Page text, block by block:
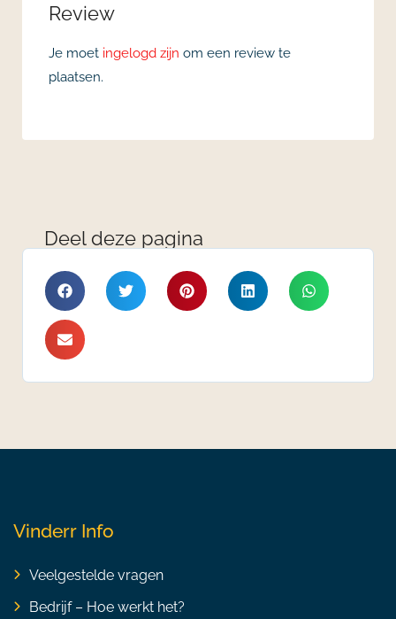
Review
Je moet ingelogd zijn om een review te
plaatsen.
Deel deze pagina
Vinderr Info
Veelgestelde vragen
Bedrijf – Hoe werkt het?